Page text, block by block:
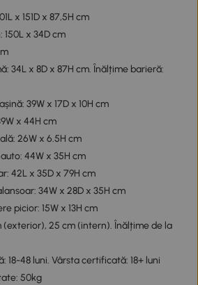
x 151D x 87,5H cm
150L x 34D cm
34L x 8D x 87H cm. Înălțime barieră:
39W x 17D x 10H cm
x 44H cm
26W x 6.5H cm
44W x 35H cm
42L x 35D x 79H cm
34W x 28D x 35H cm
picior: 15W x 13H cm
(exterior), 25 cm (intern). Înălțime de la
18-48 luni. Vârsta certificată: 18+ luni
50kg